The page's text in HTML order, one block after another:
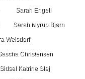
Sarah Engell
Sarah Myrup Bjørn
Weisdorf
Christensen
Sidsel Katrine Slej